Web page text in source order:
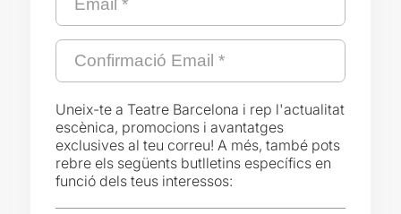
Uneix-te a Teatre Barcelona i rep l'actualitat
escènica, promocions i avantatges
exclusives al teu correu! A més, també pots
rebre els següents butlletins específics en
funció dels teus interessos: